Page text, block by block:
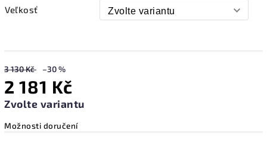
Veľkosť
3 130 Kč –30 %
2 181 Kč
Zvolte variantu
Možnosti doručení